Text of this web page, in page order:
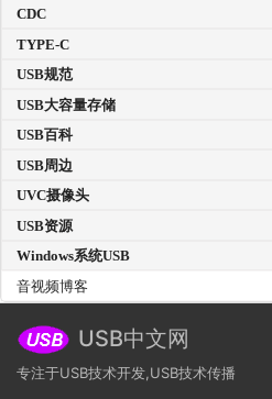
CDC
TYPE-C
USB规范
USB大容量存储
USB百科
USB周边
UVC摄像头
USB资源
Windows系统USB
音视频博客
USB中文网
专注于USB技术开发,USB技术传播